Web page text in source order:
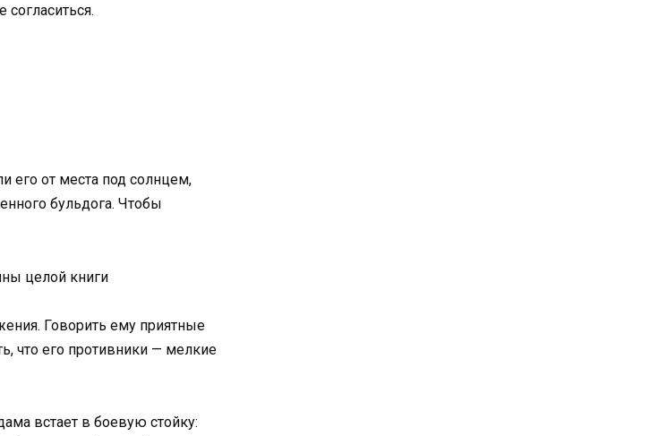
его от места под солнцем,
бульдога. Чтобы
целой книги
Говорить ему приятные
что его противники — мелкие
встает в боевую стойку: